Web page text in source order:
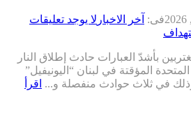
فى: آخر الاخبار لا يوجد تعليقات
بأشدّ العبارات حادث إطلاق النار
المؤقتة في لبنان “اليونيفيل”
اقرأ